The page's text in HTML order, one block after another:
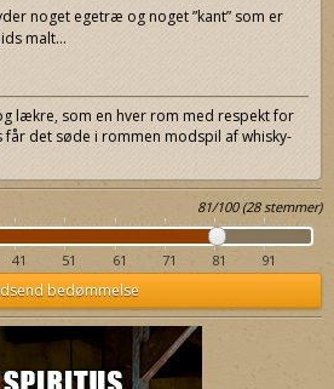
noget egetræ og noget ”kant” som er
malt…
lækre, som en hver rom med respekt for
får det søde i rommen modspil af whisky-
81/100(28stemmer)
41 51 61 71 81 91
bedømmelse